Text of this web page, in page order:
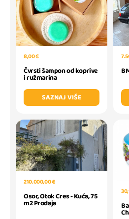
8,00 €
Čvrsti šampon od koprive
i ružmarina
SAZNAJ VIŠE
210.000,00 €
Osor, Otok Cres - Kuća, 75
m2 Prodaja